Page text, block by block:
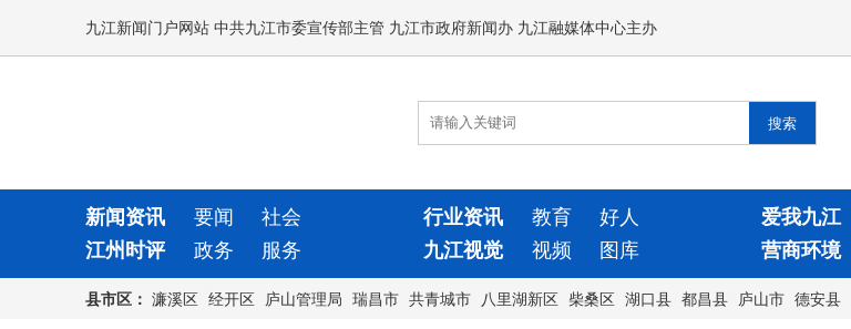
九江新闻门户网站 中共九江市委宣传部主管 九江市政府新闻办 九江融媒体中心主办
新闻资讯 要闻 社会 行业资讯 教育 好人 爱我九江
江州时评
政务 服务 九江视觉 视频 图库 营商环境
县市区： 濂溪区 经开区 庐山管理局 瑞昌市 共青城市 八里湖新区 柴桑区 湖口县 都昌县 庐山市 德安县